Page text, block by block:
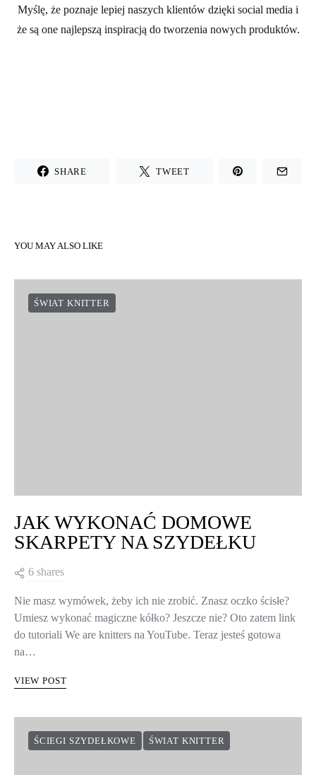
Myślę, że poznaje lepiej naszych klientów dzięki social media i
że są one najlepszą inspiracją do tworzenia nowych produktów.
SHARE TWEET
YOU MAY ALSO LIKE
ŚWIAT KNITTER
JAK WYKONAĆ DOMOWE
SKARPETY NA SZYDEŁKU
6 shares
Nie masz wymówek, żeby ich nie zrobić. Znasz oczko ścisłe?
Umiesz wykonać magiczne kółko? Jeszcze nie? Oto zatem link
do tutoriali We are knitters na YouTube. Teraz jesteś gotowa
na…
VIEW POST
ŚCIEGI SZYDEŁKOWE ŚWIAT KNITTER